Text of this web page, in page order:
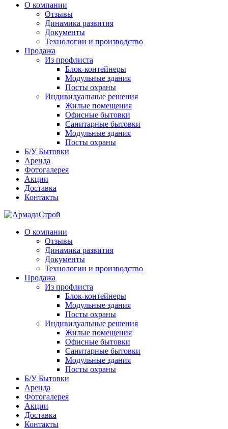
О компании
Отзывы
Динамика развития
Документы
Технологии и производство
Продажа
Из профлиста
Блок-контейнеры
Модульные здания
Посты охраны
Индивидуальные решения
Жилые помещения
Офисные бытовки
Санитарные бытовки
Модульные здания
Посты охраны
Б/У Бытовки
Аренда
Фотогалерея
Акции
Доставка
Контакты
О компании
Отзывы
Динамика развития
Документы
Технологии и производство
Продажа
Из профлиста
Блок-контейнеры
Модульные здания
Посты охраны
Индивидуальные решения
Жилые помещения
Офисные бытовки
Санитарные бытовки
Модульные здания
Посты охраны
Б/У Бытовки
Аренда
Фотогалерея
Акции
Доставка
Контакты